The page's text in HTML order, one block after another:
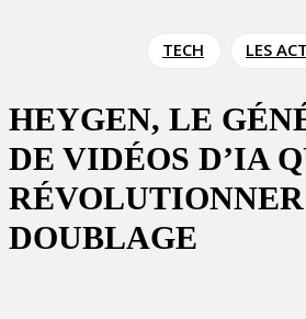
TECH LES
HEYGEN, LE
DE VIDÉOS D’IA
DOUBLAGE